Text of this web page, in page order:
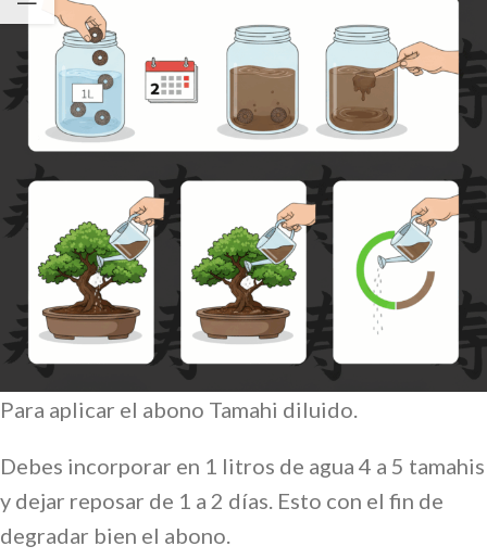
Para aplicar el abono Tamahi diluido.
Debes incorporar en 1 litros de agua 4 a 5 tamahis
y dejar reposar de 1 a 2 días. Esto con el fin de
degradar bien el abono.